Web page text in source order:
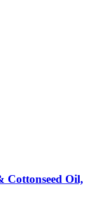
Cottonseed Oil,